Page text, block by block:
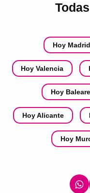
Hoy Madrid
Hoy Valencia
Hoy
Hoy Alicante
Hoy